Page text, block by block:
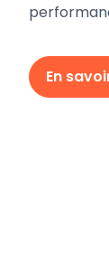
En